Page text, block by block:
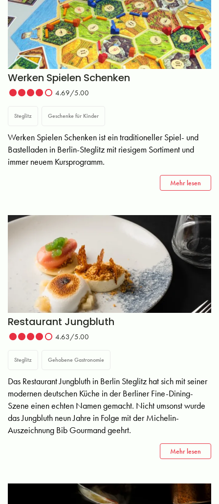
Werken Spielen Schenken
4.69/5.00
Steglitz Geschenke für Kinder
Werken Spielen Schenken ist ein traditioneller Spiel- und
Bastelladen in Berlin-Steglitz mit riesigem Sortiment und
immer neuem Kursprogramm.
Mehr lesen
Restaurant Jungbluth
4.63/5.00
Steglitz Gehobene Gastronomie
Das Restaurant Jungbluth in Berlin Steglitz hat sich mit seiner
modernen deutschen Küche in der Berliner Fine-Dining-
Szene einen echten Namen gemacht. Nicht umsonst wurde
das Jungbluth neun Jahre in Folge mit der Michelin-
Auszeichnung Bib Gourmand geehrt.
Mehr lesen